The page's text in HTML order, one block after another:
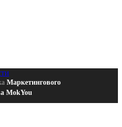
Маркетингового
MokYou